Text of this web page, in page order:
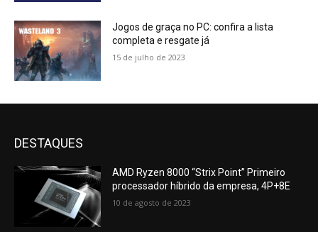
Jogos de graça no PC: confira a lista
completa e resgate já
15 de julho de 2023
DESTAQUES
AMD Ryzen 8000 “Strix Point” Primeiro
processador híbrido da empresa, 4P+8E
10 de agosto de 2023